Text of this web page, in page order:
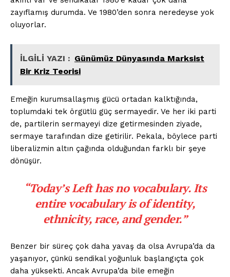
zayıflamış durumda. Ve 1980’den sonra neredeyse yok
oluyorlar.
İLGİLİ YAZI : Günümüz Dünyasında Marksist
Bir Kriz Teorisi
Emeğin kurumsallaşmış gücü ortadan kalktığında,
toplumdaki tek örgütlü güç sermayedir. Ve her iki parti
de, partilerin sermayeyi dize getirmesinden ziyade,
sermaye tarafından dize getirilir. Pekala, böylece parti
liberalizmin altın çağında olduğundan farklı bir şeye
dönüşür.
“Today’s Left has no vocabulary. Its
entire vocabulary is of identity,
ethnicity, race, and gender.”
Benzer bir süreç çok daha yavaş da olsa Avrupa’da da
yaşanıyor, çünkü sendikal yoğunluk başlangıçta çok
daha yüksekti. Ancak Avrupa’da bile emeğin